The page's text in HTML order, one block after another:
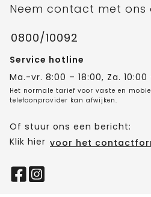
Neem contact met ons
0800/10092
Service hotline
Ma.-vr. 8:00 – 18:00, Za. 10:00
Het normale tarief voor vaste en
telefoonprovider kan afwijken.
Of stuur ons een bericht:
Klik hier voor het